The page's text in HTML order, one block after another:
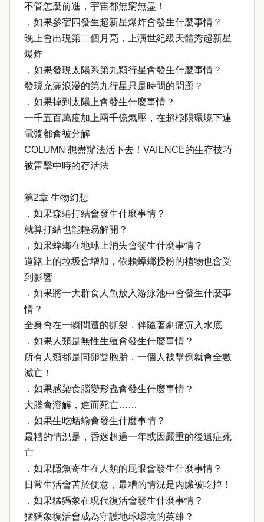
不管怎麼前進，宇宙都無窮無盡！
．如果參宿四發生超新星爆炸會發生什麼事情？
晚上會出現第二個月亮，上演世紀級天體秀超新星
爆炸
．如果發現太陽系第九顆行星會發生什麼事情？
發現充滿浪漫的第九行星只是時間的問題？
．如果掉到太陽上會發生什麼事情？
一千五百萬度加上兩千億氣壓，在超極限環境下連
電漿都會被分解
COLUMN 想盡辦法活下去！VAIENCE的生存技巧
被雷擊中時的存活法
第2章 生物幻想
．如果森蚺打結會發生什麼事情？
就算打結也能輕易解開？
．如果蟑螂在地球上消失會發生什麼事情？
道路上的垃圾會增加，依賴蟑螂授粉的植物也會受
到影響
．如果將一大群食人魚放入游泳池中會發生什麼事
情？
全身會在一瞬間遭的撕裂，伴隨著劇痛沉入水底
．如果人類是無性生殖會發生什麼事情？
所有人類都是同卵雙胞胎，一個人被擊倒就會全數
滅亡！
．如果感染食腦變形蟲會發生什麼事情？
大腦會溶解，進而死亡……
．如果生吃蛞蝓會發生什麼事情？
最糟的情況是，昏迷超過一年或因嚴重的後遺症死
亡
．如果隱魚寄生在人類的屁眼會發生什麼事情？
日常生活會苦於便意，最糟的情況是內臟被吃掉！
．如果猛獁象在現代復活會發生什麼事情？
猛獁象復活會成為守護地球環境的英雄？